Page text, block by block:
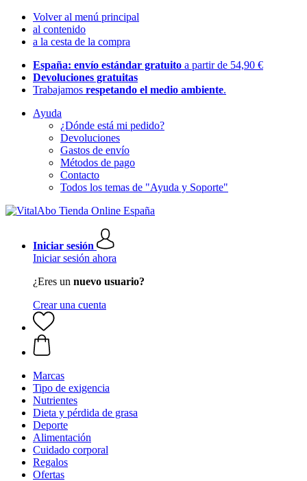
Volver al menú principal
al contenido
a la cesta de la compra
España: envío estándar gratuito a partir de 54,90 €
Devoluciones gratuitas
Trabajamos respetando el medio ambiente.
Ayuda
¿Dónde está mi pedido?
Devoluciones
Gastos de envío
Métodos de pago
Contacto
Todos los temas de "Ayuda y Soporte"
Iniciar sesión
Iniciar sesión ahora
¿Eres un nuevo usuario?
Crear una cuenta
Marcas
Tipo de exigencia
Nutrientes
Dieta y pérdida de grasa
Deporte
Alimentación
Cuidado corporal
Regalos
Ofertas